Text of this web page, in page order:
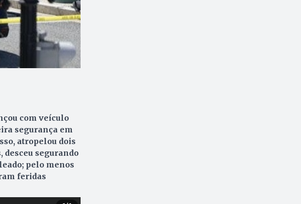
com veículo
segurança em
atropelou dois
segurando
pelo menos
feridas